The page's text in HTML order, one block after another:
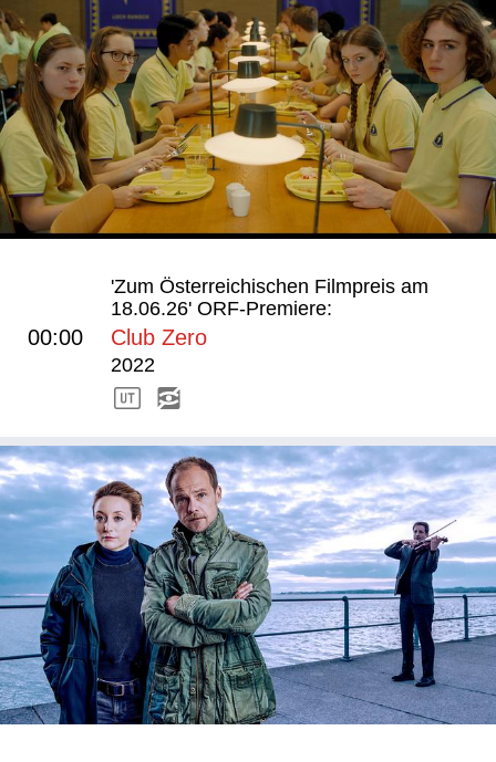
'Zum Österreichischen Filmpreis am
18.06.26' ORF-Premiere:
00:00 Club Zero
2022